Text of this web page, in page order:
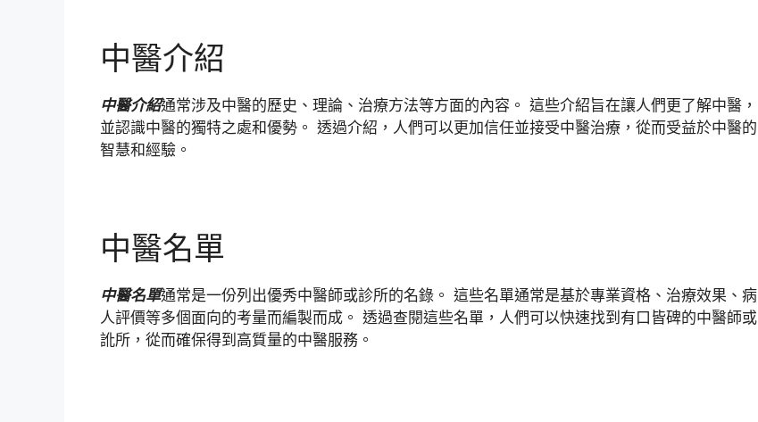
中醫介紹
中醫介紹通常涉及中醫的歷史、理論、治療方法等方面的內容。 這些介紹旨在讓人們更了解中醫，
並認識中醫的獨特之處和優勢。 透過介紹，人們可以更加信任並接受中醫治療，從而受益於中醫的
智慧和經驗。
中醫名單
中醫名單通常是一份列出優秀中醫師或診所的名錄。 這些名單通常是基於專業資格、治療效果、病
人評價等多個面向的考量而編製而成。 透過查閱這些名單，人們可以快速找到有口皆碑的中醫師或
訛所，從而確保得到高質量的中醫服務。